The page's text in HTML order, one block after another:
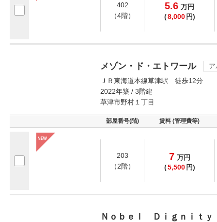
402
（4階）
5.6 万円
(8,000 円)
メゾン・ド・エトワール
ＪＲ東海道本線草津駅 徒歩12分
2022年築 / 3階建
草津市野村１丁目
部屋番号(階) 賃料 (管理費等)
203
（2階）
7 万円
(5,500 円)
Ｎｏｂｅｌ Ｄｉｇｎｉｔｙ